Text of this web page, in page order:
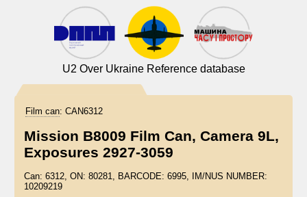
U2 Over Ukraine Reference database
Film can: CAN6312
Mission B8009 Film Can, Camera 9L,
Exposures 2927-3059
Can: 6312, ON: 80281, BARCODE: 6995, IM/NUS NUMBER:
10209219